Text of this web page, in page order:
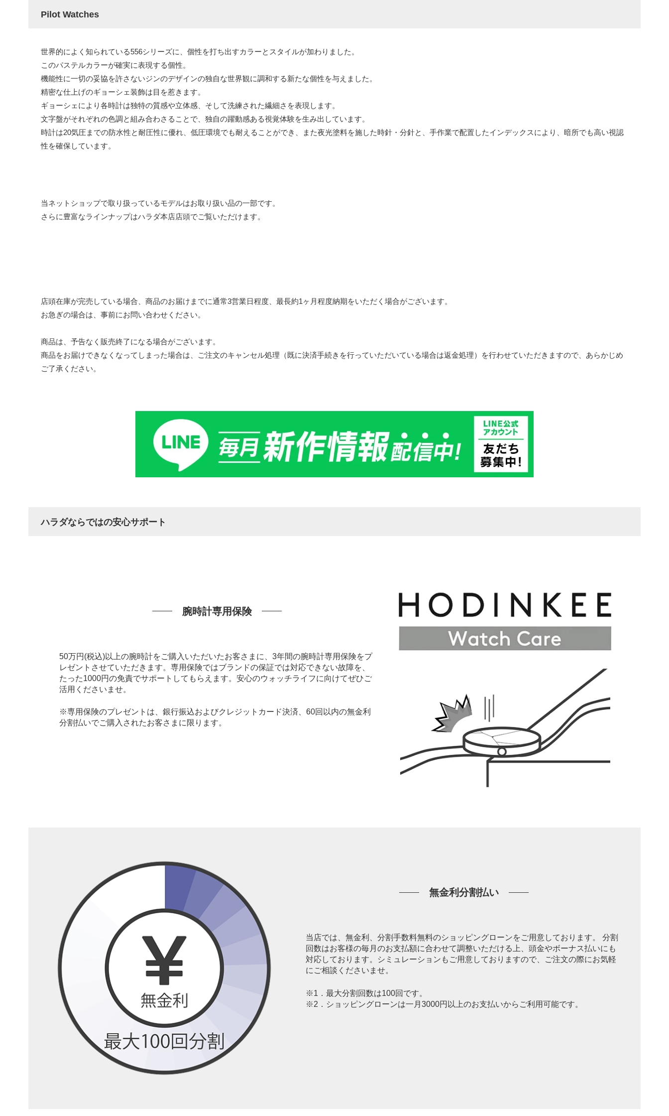
Pilot Watches
世界的によく知られている556シリーズに、個性を打ち出すカラーとスタイルが加わりました。
このパステルカラーが確実に表現する個性。
機能性に一切の妥協を許さないジンのデザインの独自な世界観に調和する新たな個性を与えました。
精密な仕上げのギョーシェ装飾は目を惹きます。
ギョーシェにより各時計は独特の質感や立体感、そして洗練された繊細さを表現します。
文字盤がそれぞれの色調と組み合わさることで、独自の躍動感ある視覚体験を生み出しています。
時計は20気圧までの防水性と耐圧性に優れ、低圧環境でも耐えることができ、また夜光塗料を施した時針・分針と、手作業で配置したインデックスにより、暗所でも高い視認
性を確保しています。
当ネットショップで取り扱っているモデルはお取り扱い品の一部です。
さらに豊富なラインナップはハラダ本店店頭でご覧いただけます。
店頭在庫が完売している場合、商品のお届けまでに通常3営業日程度、最長約1ヶ月程度納期をいただく場合がございます。
お急ぎの場合は、事前にお問い合わせください。
商品は、予告なく販売終了になる場合がございます。
商品をお届けできなくなってしまった場合は、ご注文のキャンセル処理（既に決済手続きを行っていただいている場合は返金処理）を行わせていただきますので、あらかじめ
ご了承ください。
ハラダならではの安心サポート
腕時計専用保険
50万円(税込)以上の腕時計をご購入いただいたお客さまに、3年間の腕時計専用保険をプ
レゼントさせていただきます。専用保険ではブランドの保証では対応できない故障を、
たった1000円の免責でサポートしてもらえます。安心のウォッチライフに向けてぜひご
活用くださいませ。
※専用保険のプレゼントは、銀行振込およびクレジットカード決済、60回以内の無金利
分割払いでご購入されたお客さまに限ります。
無金利分割払い
当店では、無金利、分割手数料無料のショッピングローンをご用意しております。 分割
回数はお客様の毎月のお支払額に合わせて調整いただける上、頭金やボーナス払いにも
対応しております。シミュレーションもご用意しておりますので、ご注文の際にお気軽
にご相談くださいませ。
※1．最大分割回数は100回です。
※2．ショッピングローンは一月3000円以上のお支払いからご利用可能です。